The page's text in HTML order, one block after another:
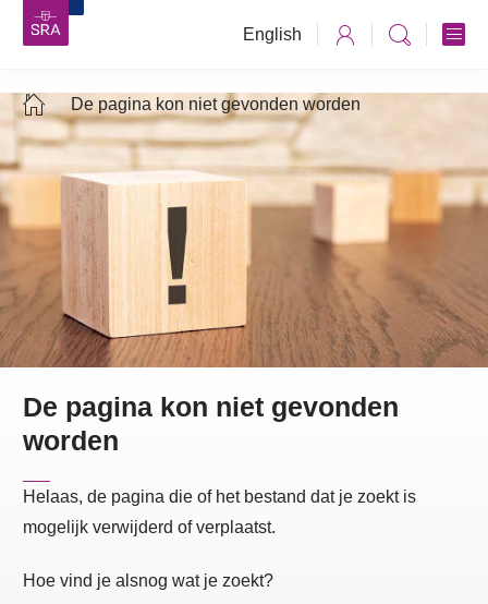
English
De pagina kon niet gevonden worden
De pagina kon niet gevonden
worden
Helaas, de pagina die of het bestand dat je zoekt is
mogelijk verwijderd of verplaatst.
Hoe vind je alsnog wat je zoekt?